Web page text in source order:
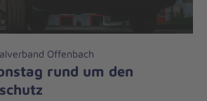
Offenbach
rund um den